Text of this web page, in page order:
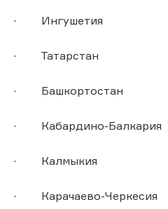
· Ингушетия
· Татарстан
· Башкортостан
· Кабардино-Балкария
· Калмыкия
· Карачаево-Черкесия